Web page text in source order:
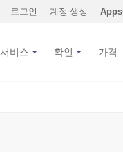
로그인 계정 생성 Apps
서비스 확인 가격